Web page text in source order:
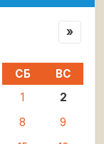
»
СБ
ВС
1
2
8
9